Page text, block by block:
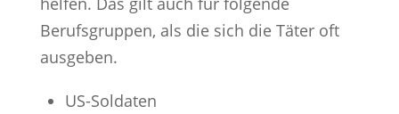
Berufsgruppen, als die sich die Täter oft
ausgeben.
US-Soldaten